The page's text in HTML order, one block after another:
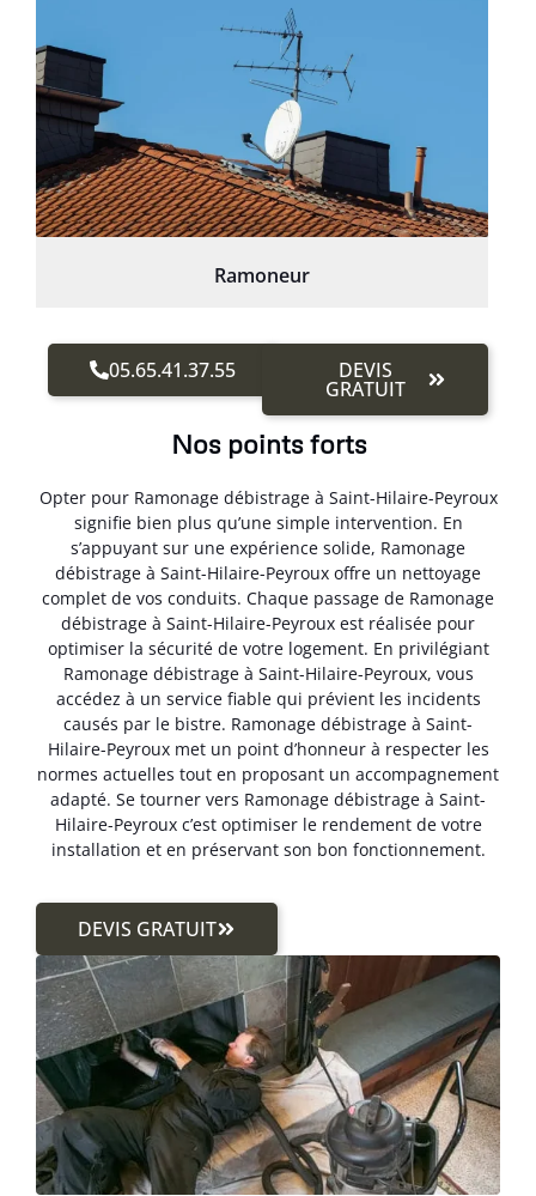
Ramoneur
05.65.41.37.55 DEVIS
GRATUIT
Nos points forts
Opter pour Ramonage débistrage à Saint-Hilaire-Peyroux
signifie bien plus qu’une simple intervention. En
s’appuyant sur une expérience solide, Ramonage
débistrage à Saint-Hilaire-Peyroux offre un nettoyage
complet de vos conduits. Chaque passage de Ramonage
débistrage à Saint-Hilaire-Peyroux est réalisée pour
optimiser la sécurité de votre logement. En privilégiant
Ramonage débistrage à Saint-Hilaire-Peyroux, vous
accédez à un service fiable qui prévient les incidents
causés par le bistre. Ramonage débistrage à Saint-
Hilaire-Peyroux met un point d’honneur à respecter les
normes actuelles tout en proposant un accompagnement
adapté. Se tourner vers Ramonage débistrage à Saint-
Hilaire-Peyroux c’est optimiser le rendement de votre
installation et en préservant son bon fonctionnement.
DEVIS GRATUIT